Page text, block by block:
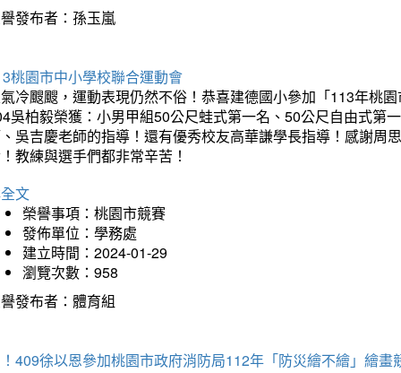
發布者：孫玉嵐
桃園市中小學校聯合運動會
冷颼颼，運動表現仍然不俗！恭喜建德國小參加「113年桃
吳柏毅榮獲：小男甲組50公尺蛙式第一名、50公尺自由式第
吳吉慶老師的指導！還有優秀校友高華謙學長指導！感謝周
教練與選手們都非常辛苦！
文
榮譽事項：桃園市競賽
發佈單位：學務處
建立時間：2024-01-29
瀏覽次數：958
發布者：體育組
409徐以恩參加桃園市政府消防局112年「防災繪不繪」繪畫